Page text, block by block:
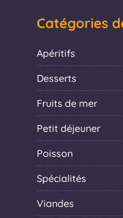
Catégories
Apéritifs
Desserts
Fruits de mer
Petit déjeuner
Poisson
Spécialités
Viandes